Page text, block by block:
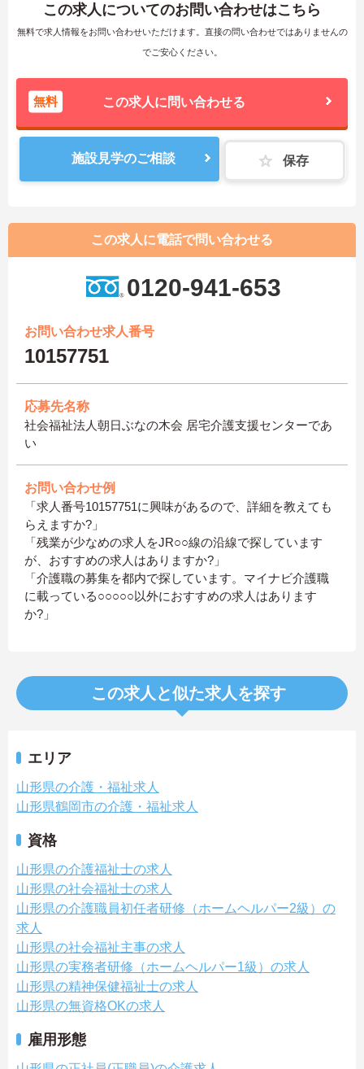
この求人についてのお問い合わせはこちら
無料で求人情報をお問い合わせいただけます。直接の問い合わせではありませんの
でご安心ください。
無料 この求人に問い合わせる
施設見学のご相談 保存
この求人に電話で問い合わせる
0120-941-653
お問い合わせ求人番号
10157751
応募先名称
社会福祉法人朝日ぶなの木会 居宅介護支援センターであ
い
お問い合わせ例
「求人番号10157751に興味があるので、詳細を教えても
らえますか?」
「残業が少なめの求人をJR○○線の沿線で探しています
が、おすすめの求人はありますか?」
「介護職の募集を都内で探しています。マイナビ介護職
に載っている○○○○○以外におすすめの求人はあります
か?」
この求人と似た求人を探す
エリア
山形県の介護・福祉求人
山形県鶴岡市の介護・福祉求人
資格
山形県の介護福祉士の求人
山形県の社会福祉士の求人
山形県の介護職員初任者研修（ホームヘルパー2級）の
求人
山形県の社会福祉主事の求人
山形県の実務者研修（ホームヘルパー1級）の求人
山形県の精神保健福祉士の求人
山形県の無資格OKの求人
雇用形態